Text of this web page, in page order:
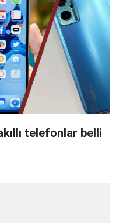
telefonlar belli